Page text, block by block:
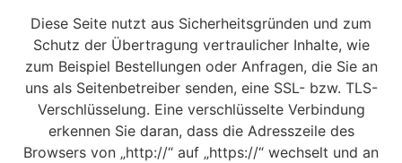
Diese Seite nutzt aus Sicherheitsgründen und zum
Schutz der Übertragung vertraulicher Inhalte, wie
zum Beispiel Bestellungen oder Anfragen, die Sie an
uns als Seitenbetreiber senden, eine SSL- bzw. TLS-
Verschlüsselung. Eine verschlüsselte Verbindung
erkennen Sie daran, dass die Adresszeile des
Browsers von „http://“ auf „https://“ wechselt und an